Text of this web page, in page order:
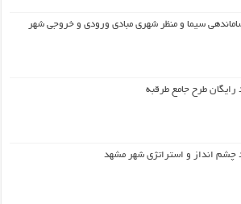
سیما و منظر شهری مبادی ورودی و خروجی شهر
رایگان طرح جامع طرقبه
چشم انداز و استراتژی شهر مشهد